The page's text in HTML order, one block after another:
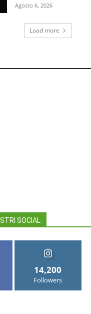
Agosto 6, 2026
Load more
SOCIAL
14,200
Followers